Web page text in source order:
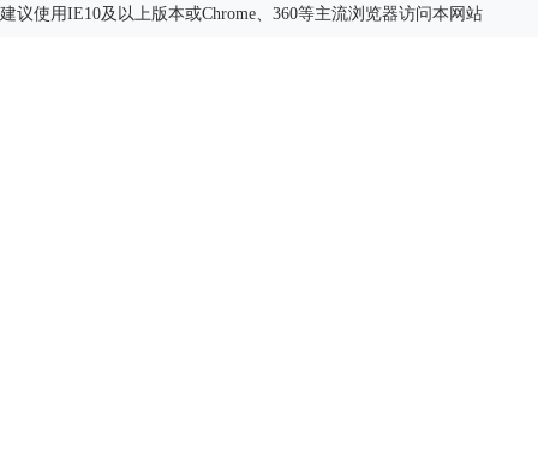
建议使用IE10及以上版本或Chrome、360等主流浏览器访问本网站